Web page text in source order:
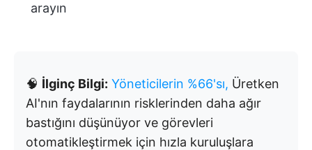
arayın
🧠 İlginç Bilgi: Yöneticilerin %66'sı, Üretken
AI'nın faydalarının risklerinden daha ağır
bastığını düşünüyor ve görevleri
otomatikleştirmek için hızla kuruluşlara